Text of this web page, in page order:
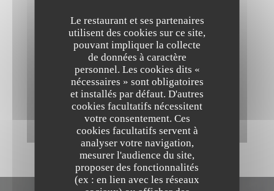
Le restaurant et ses partenaires
utilisent des cookies sur ce site,
pouvant impliquer la collecte
de données à caractère
personnel. Les cookies dits «
nécessaires » sont obligatoires
et installés par défaut. D'autres
cookies facultatifs nécessitent
votre consentement. Ces
cookies facultatifs servent à
analyser votre navigation,
mesurer l'audience du site,
proposer des fonctionnalités
(ex : en lien avec les réseaux